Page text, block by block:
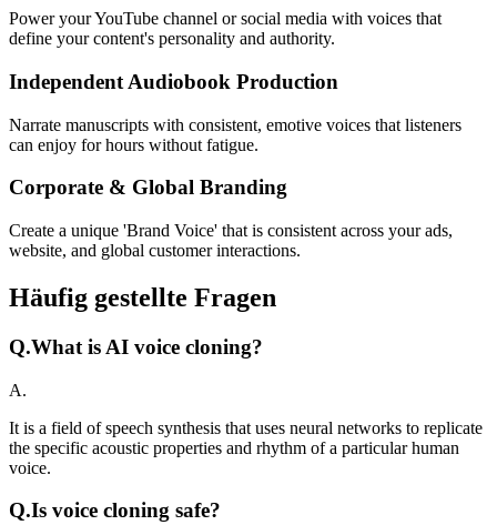
Power your YouTube channel or social media with voices that
define your content's personality and authority.
Independent Audiobook Production
Narrate manuscripts with consistent, emotive voices that listeners
can enjoy for hours without fatigue.
Corporate & Global Branding
Create a unique 'Brand Voice' that is consistent across your ads,
website, and global customer interactions.
Häufig gestellte Fragen
Q.What is AI voice cloning?
A.
It is a field of speech synthesis that uses neural networks to replicate
the specific acoustic properties and rhythm of a particular human
voice.
Q.Is voice cloning safe?